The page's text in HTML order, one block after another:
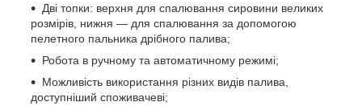
Дві топки: верхня для спалювання сировини великих
розмірів, нижня — для спалювання за допомогою
пелетного пальника дрібного палива;
Робота в ручному та автоматичному режимі;
Можливість використання різних видів палива,
доступніший споживачеві;